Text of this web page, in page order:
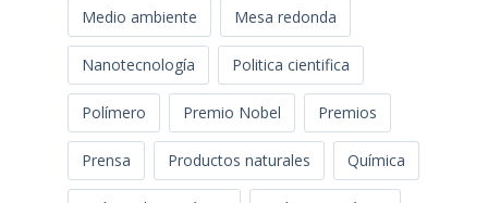
Medio ambiente Mesa redonda
Nanotecnología Politica cientifica
Polímero Premio Nobel Premios
Prensa Productos naturales Química